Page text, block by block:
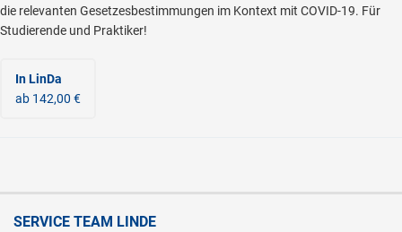
die relevanten Gesetzesbestimmungen im Kontext mit COVID-19. Für
Studierende und Praktiker!
In LinDa
ab 142,00 €
SERVICE TEAM LINDE